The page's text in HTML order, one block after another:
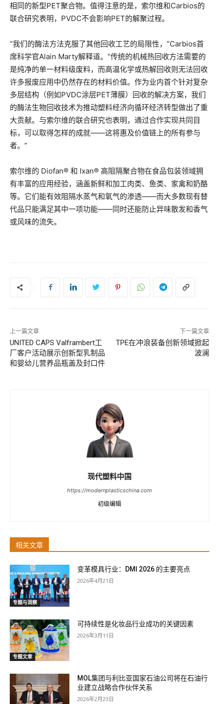
相同的新型PET聚合物。值得注意的是，索尔维和Carbios的
联合研究表明，PVDC不会影响PET的解聚过程。
“我们的酶法方法克服了其他回收工艺的局限性，”Carbios首
席科学官Alain Marty解释道。“传统的机械热回收方法需要的
是纯净的单一材料级废料，而高温化学或热解回收则无法回收
许多报废应用中仍然存在的材料价值。作为业内首个针对复杂
多层结构（例如PVDC涂层PET薄膜）回收的解决方案，我们
的酶法生物回收技术为推动塑料经济向循环经济转型做出了重
大贡献。与索尔维的联合研究也表明，通过合作实现共同目
标，可以取得怎样的成就——这将惠及价值链上的所有参与
者。”
索尔维的 Diofan® 和 Ixan® 高阻隔聚合物在食品包装领域拥
有丰富的应用经验，涵盖新鲜和加工肉类、鱼类、家禽和奶酪
等。它们能有效阻隔水蒸气和氧气的渗透——而大多数现有替
代品只能满足其中一项功能——同时还能防止异味散发和香气
或风味的流失。
上一篇文章
UNITED CAPS Valframbert工
厂客户活动展示创新型乳制品
和婴幼儿营养品瓶盖及封口件
下一篇文章
TPE在冲浪装备创新领域掀起
波澜
现代塑料中国
https://modernplasticschina.com
初级编辑
相关文章
专题与洞察
变革模具行业：DMI 2026 的主要亮点
2026年4月21日
专题文章
可持续性是化妆品行业成功的关键因素
2026年3月11日
MOL集团与利比亚国家石油公司将在石油行
业建立战略合作伙伴关系
2026年2月23日